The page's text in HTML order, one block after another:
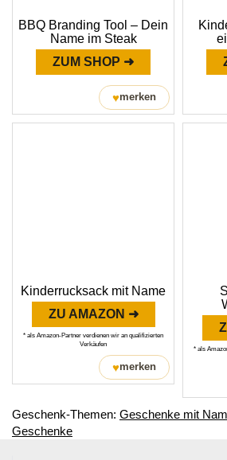
BBQ Branding Tool – Dein
Name im Steak
ZUM SHOP ➜
♥merken
Kinderrucksack mit Name
ZU AMAZON ➜
* als Amazon-Partner verdienen wir an qualifizierten
Verkäufen
♥merken
* als
Geschenk-Themen: Geschenke mit
Geschenke